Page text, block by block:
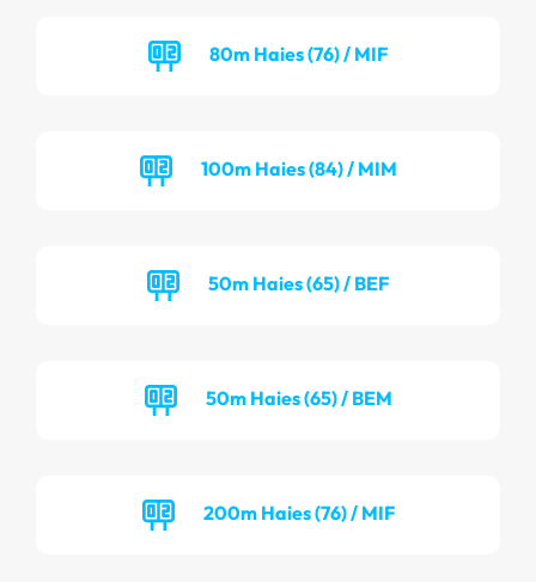
80m Haies (76) / MIF
100m Haies (84) / MIM
50m Haies (65) / BEF
50m Haies (65) / BEM
200m Haies (76) / MIF